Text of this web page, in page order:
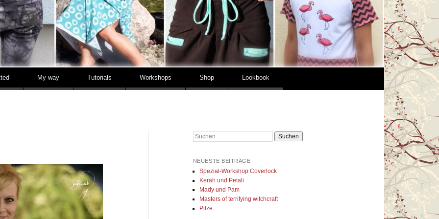
My way Tutorials Workshops Shop Lookbook
Suchen
NEUESTE BEITRÄGE
Spezial-Workshop Coverlock
Kerah und Petali
Mady und Pam
Masters of terrifying witchcraft
Pilze